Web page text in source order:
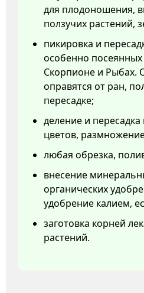
для плодоношения,
ползучих растений,
пикировка и
особенно посеянных
Скорпионе и Рыбах.
оправятся от ран,
пересадке;
деление и
цветов,
любая обрезка,
внесение
органических
удобрение калием,
заготовка корней
растений.